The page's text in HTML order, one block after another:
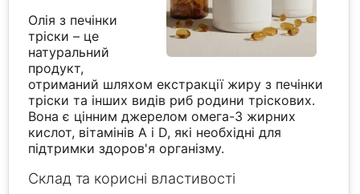
Олія з печінки
тріски – це
натуральний
продукт,
отриманий шляхом екстракції жиру з печінки
тріски та інших видів риб родини тріскових.
Вона є цінним джерелом омега-3 жирних
кислот, вітамінів A і D, які необхідні для
підтримки здоров'я організму.
Склад та корисні властивості